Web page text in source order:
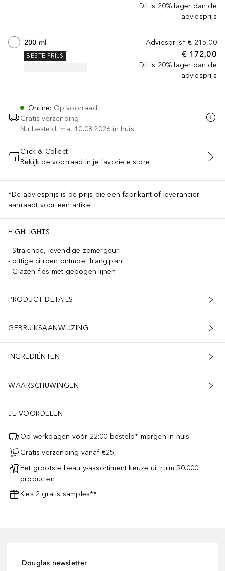
Dit is 20% lager dan de
adviesprijs
Adviesprijs* € 215,00
€ 172,00
Dit is 20% lager dan de
adviesprijs
200 ml
BESTE PRIJS
Online: Op voorraad
Gratis verzending
Nu besteld, ma, 10.08.2026 in huis.
VOEG TOE AAN WINKELMANDJE
Click & Collect
Bekijk de voorraad in je favoriete store
*De adviesprijs is de prijs die een fabrikant of leverancier
aanraadt voor een artikel
HIGHLIGHTS
Stralende, levendige zomergeur
pittige citroen ontmoet frangipani
Glazen fles met gebogen lijnen
PRODUCT DETAILS
GEBRUIKSAANWIJZING
INGREDIËNTEN
WAARSCHUWINGEN
JE VOORDELEN
Op werkdagen vóór 22:00 besteld* morgen in huis
Gratis verzending vanaf €25,-
Het grootste beauty-assortiment keuze uit ruim 50.000
producten
Kies 2 gratis samples**
Douglas newsletter